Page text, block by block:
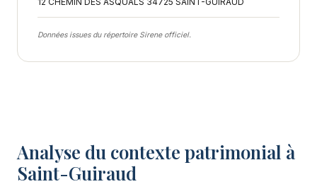
Analyse du contexte patrimonial à
Saint-Guiraud
Données issues du répertoire Sirene officiel.